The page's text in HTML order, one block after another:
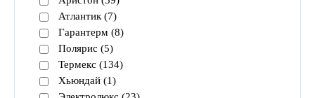
Атлантик (7)
Гарантерм (8)
Полярис (5)
Термекс (134)
Хьюндай (1)